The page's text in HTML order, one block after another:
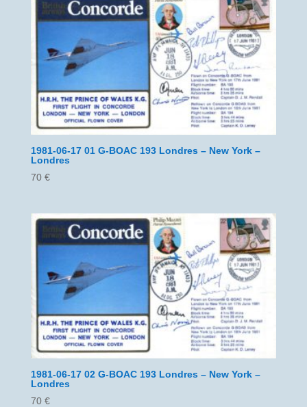
1981-06-17 01 G-BOAC 193 Londres – New York –
Londres
70 €
1981-06-17 02 G-BOAC 193 Londres – New York –
Londres
70 €